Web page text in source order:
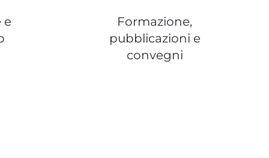
e
Formazione,
pubblicazioni e
convegni